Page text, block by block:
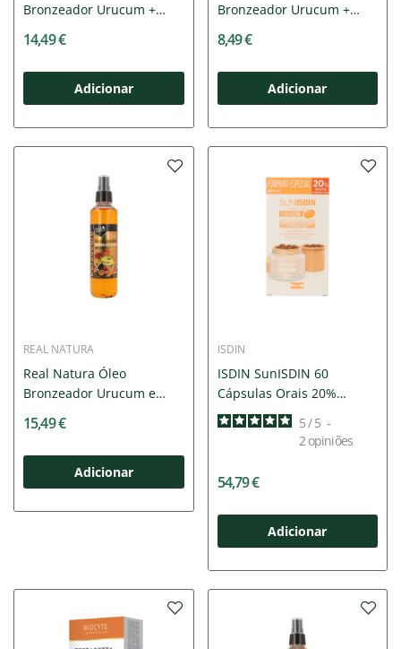
Bronzeador Urucum +
14,49 €
Adicionar
Bronzeador Urucum +
8,49 €
Adicionar
REAL NATURA
Real Natura Óleo
Bronzeador Urucum e
15,49 €
Adicionar
ISDIN
ISDIN SunISDIN 60
Cápsulas Orais 20%
Desconto
5/ 5 -
2 opiniões
54,79 €
Adicionar